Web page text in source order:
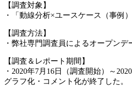
【調査対象】
・「動線分析×ユースケース（事
【調査方法】
・弊社専門調査員によるオープン
【調査＆レポート期間】
・2020年7月16日（調査開始）～
グラフ化・コメント化が終了した。